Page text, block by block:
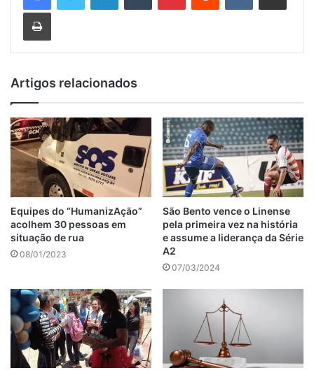
Imprimir
Artigos relacionados
Equipes do “HumanizAção”
acolhem 30 pessoas em
situação de rua
08/01/2023
São Bento vence o Linense
pela primeira vez na história
e assume a liderança da Série
A2
07/03/2024